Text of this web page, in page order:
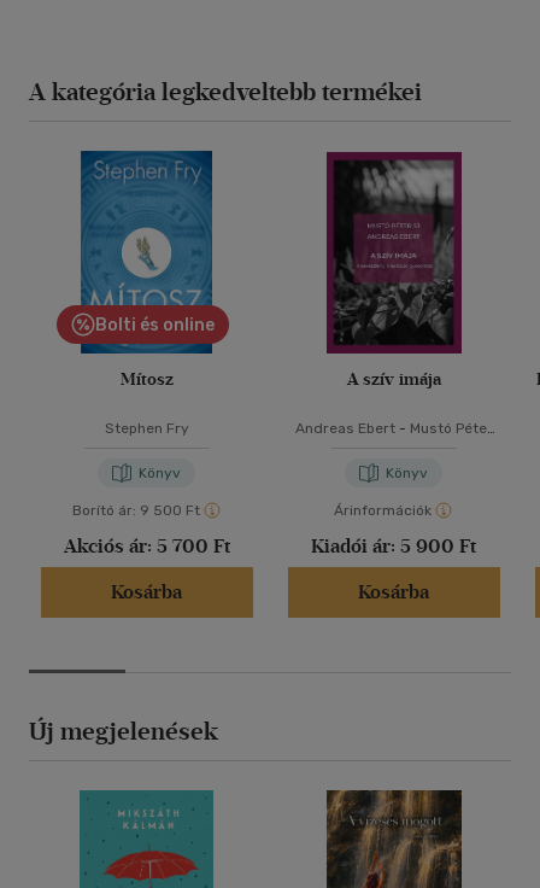
A kategória legkedveltebb termékei
Bolti és online
Mítosz
Stephen Fry
Könyv
Borító ár: 9 500 Ft
Akciós ár: 5 700 Ft
Kosárba
A szív imája
Andreas Ebert- Mustó Péter
Könyv
Árinformációk
Kiadói ár: 5 900 Ft
Kosárba
Új megjelenések